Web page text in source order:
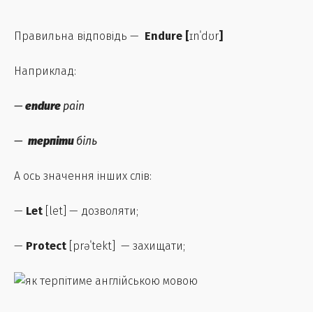
Правильна відповідь — Endure [ɪnˈdʊr]
Наприклад:
— endure pain
— терпіти біль
А ось значення інших слів:
— Let [let] — дозволяти;
— Protect [prəˈtekt] — захищати;